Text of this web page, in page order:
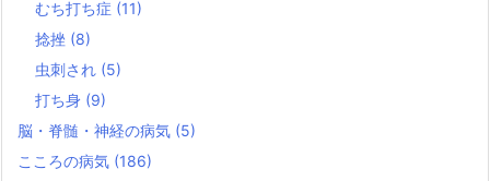
むち打ち症 (11)
捻挫 (8)
虫刺され (5)
打ち身 (9)
脳・脊髄・神経の病気 (5)
こころの病気 (186)